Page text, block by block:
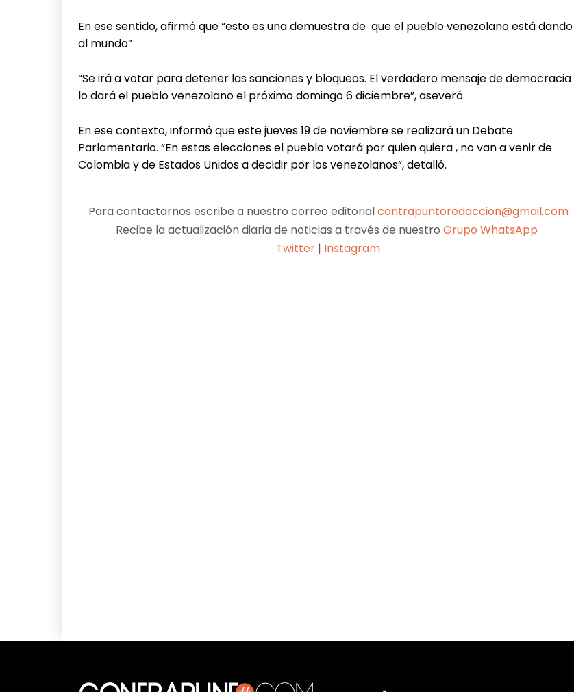
En ese sentido, afirmó que “esto es una demuestra de que el pueblo venezolano está dando
al mundo”
“Se irá a votar para detener las sanciones y bloqueos. El verdadero mensaje de democracia
lo dará el pueblo venezolano el próximo domingo 6 diciembre”, aseveró.
En ese contexto, informó que este jueves 19 de noviembre se realizará un Debate
Parlamentario. “En estas elecciones el pueblo votará por quien quiera , no van a venir de
Colombia y de Estados Unidos a decidir por los venezolanos”, detalló.
Para contactarnos escribe a nuestro correo editorialcontrapuntoredaccion@gmail.com
Recibe la actualización diaria de noticias a través de nuestroGrupo WhatsApp
Twitter | Instagram